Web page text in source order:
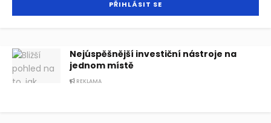
Nejúspěšnější investiční nástroje na
jednom místě
REKLAMA